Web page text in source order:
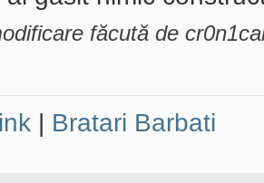
făcută de
| Bratari Barbati